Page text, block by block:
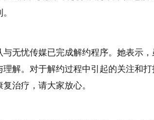
无忧传媒已完成解约程序。她表示，
解。对于解约过程中引起的关注和
治疗，请大家放心。